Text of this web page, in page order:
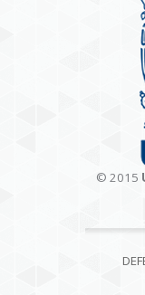
© 2015